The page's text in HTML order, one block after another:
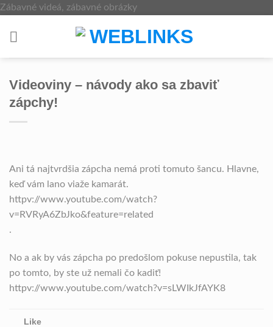
Zábavné videá, zábavné obrázkySkip
content
Videoviny – návody ako sa zbaviť
zápchy!
Ani tá najtvrdšia zápcha nemá proti tomuto šancu. Hlavne,
keď vám lano viaže kamarát.
httpv://www.youtube.com/watch?
v=RVRyA6ZbJko&feature=related
.
No a ak by vás zápcha po predošlom pokuse nepustila, tak
po tomto, by ste už nemali čo kadiť!
httpv://www.youtube.com/watch?v=sLWIkJfAYK8
Like